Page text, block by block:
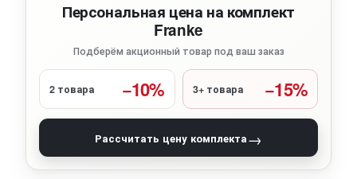
Персональная цена на комплект
Franke
Подберём акционный товар под ваш заказ
2 товара −10% 3+ товара −15%
Рассчитать цену комплекта→